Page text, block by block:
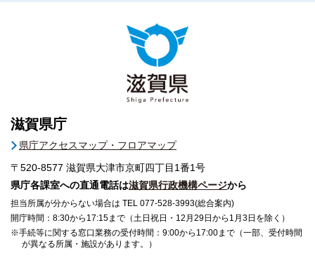
滋賀県庁
県庁アクセスマップ・フロアマップ
〒520-8577 滋賀県大津市京町四丁目1番1号
県庁各課室への直通電話は滋賀県行政機構ページから
担当所属が分からない場合は TEL 077-528-3993(総合案内)
開庁時間：8:30から17:15まで（土日祝日・12月29日から1月3日を除く）
※手続等に関する窓口業務の受付時間：9:00から17:00まで（一部、受付時間
が異なる所属・施設があります。）